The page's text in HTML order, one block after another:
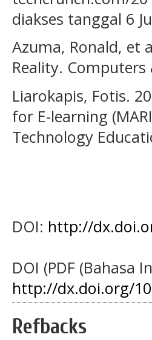
diakses tanggal 6
Azuma, Ronald, et
Reality. Computers
Liarokapis, Fotis.
for E-learning
Technology
DOI: http://
DOI (PDF (Bahasa
http://dx.doi.org/
Refbacks